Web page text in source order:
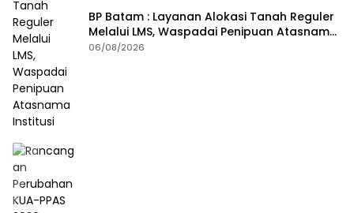
BP Batam : Layanan Alokasi Tanah Reguler
Melalui LMS, Waspadai Penipuan Atasnama
Institusi
06/08/2026